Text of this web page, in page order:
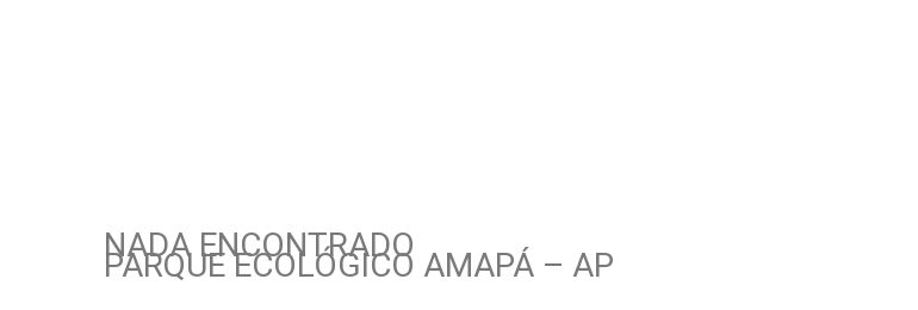
PARQUE ECOLÓGICO AMAPÁ – AP
NADA ENCONTRADO